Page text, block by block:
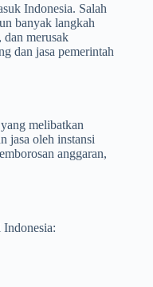
Indonesia. Salah
banyak langkah
dan merusak
dan jasa pemerintah
melibatkan
jasa oleh instansi
anggaran,
Indonesia: